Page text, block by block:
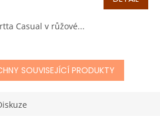
Casual v růžové...
SOUVISEJÍCÍ PRODUKTY